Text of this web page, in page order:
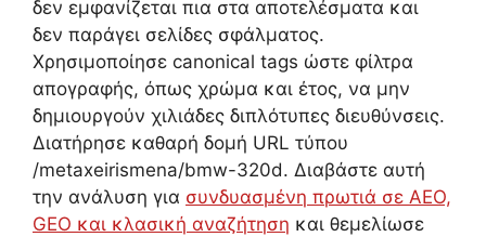
δεν εμφανίζεται πια στα αποτελέσματα και
δεν παράγει σελίδες σφάλματος.
Χρησιμοποίησε canonical tags ώστε φίλτρα
απογραφής, όπως χρώμα και έτος, να μην
δημιουργούν χιλιάδες διπλότυπες διευθύνσεις.
Διατήρησε καθαρή δομή URL τύπου
/metaxeirismena/bmw-320d. Διαβάστε αυτή
την ανάλυση για συνδυασμένη πρωτιά σε AEO,
GEO και κλασική αναζήτηση και θεμελίωσε